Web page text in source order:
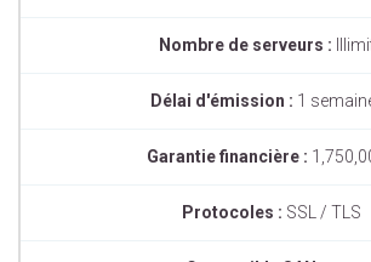
Nombre de serveurs :
Délai d'émission : 1
Garantie financière :
Protocoles : SSL / TLS